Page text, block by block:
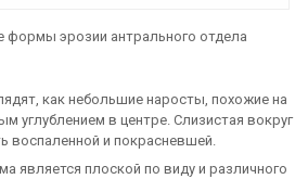
формы эрозии антрального отдела
как небольшие наросты, похожие на
углублением в центре. Слизистая вокруг
воспаленной и покрасневшей.
является плоской по виду и различного